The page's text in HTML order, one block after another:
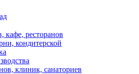
кафе, ресторанов
кондитерской
клиник, санаториев